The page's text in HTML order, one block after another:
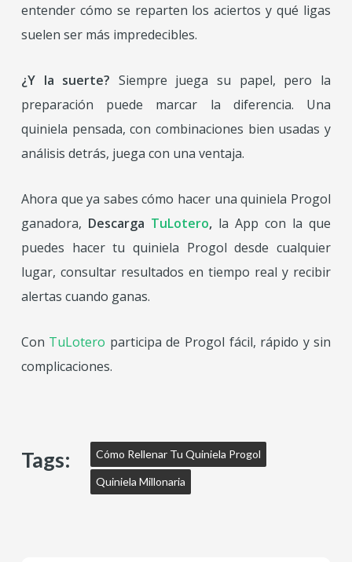
entender cómo se reparten los aciertos y qué ligas
suelen ser más impredecibles.
¿Y la suerte? Siempre juega su papel, pero la
preparación puede marcar la diferencia. Una
quiniela pensada, con combinaciones bien usadas y
análisis detrás, juega con una ventaja.
Ahora que ya sabes cómo hacer una quiniela Progol
ganadora, Descarga TuLotero, la App con la que
puedes hacer tu quiniela Progol desde cualquier
lugar, consultar resultados en tiempo real y recibir
alertas cuando ganas.
Con TuLotero participa de Progol fácil, rápido y sin
complicaciones.
Tags: Cómo Rellenar Tu Quiniela Progol
Quiniela Millonaria